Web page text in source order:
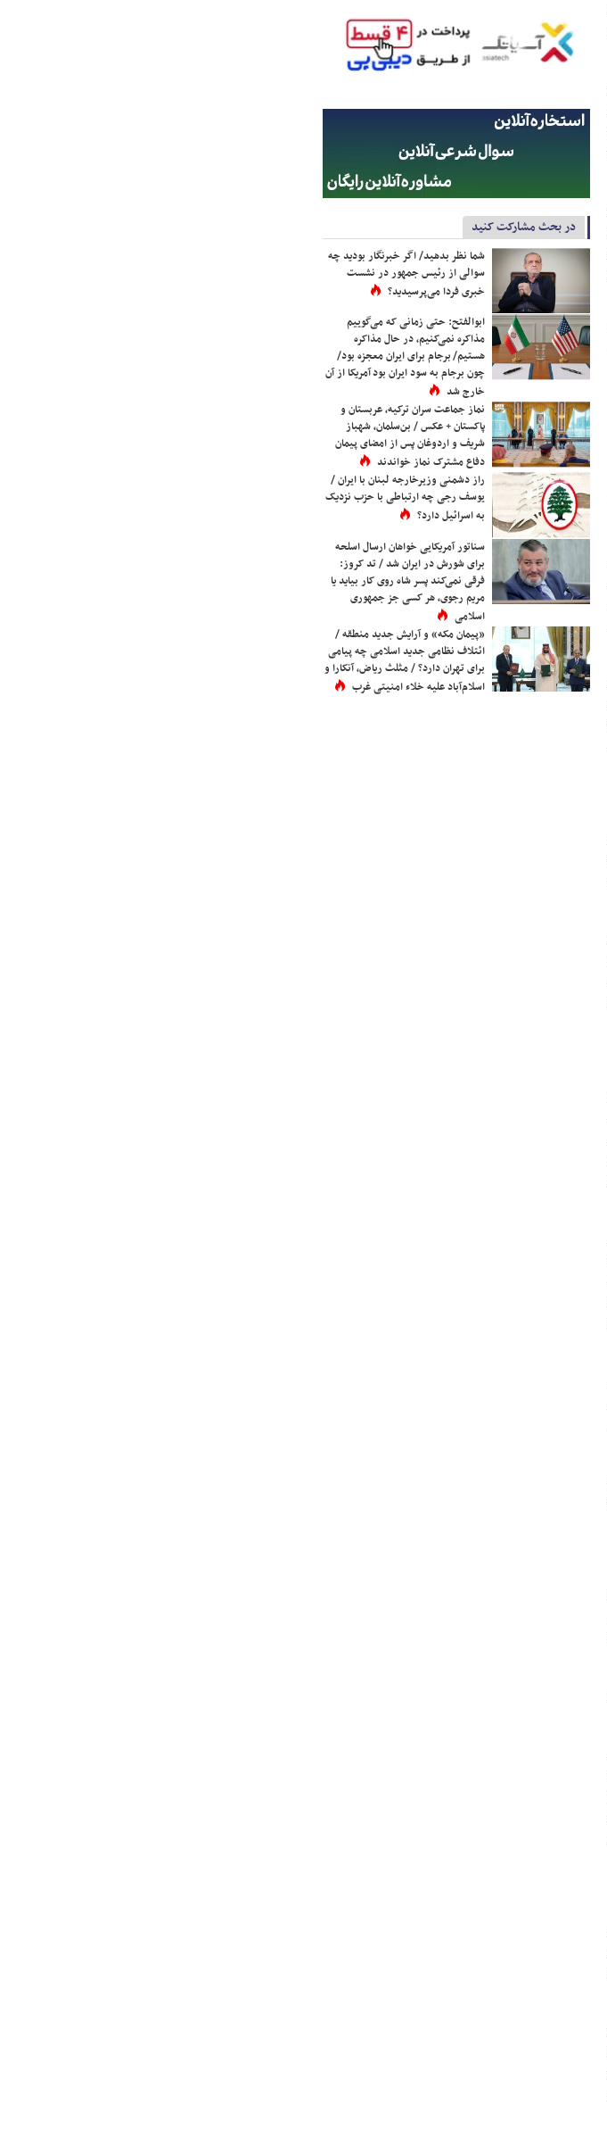
در بحث مشارکت کنید
شما نظر بدهید/ اگر خبرنگار بودید چه
سوالی از رئیس جمهور در نشست
خبری فردا می‌پرسیدید؟
ابوالفتح: حتی زمانی که می‌گوییم
مذاکره نمی‌کنیم، در حال مذاکره
هستیم/ برجام برای ایران معجزه بود/
چون برجام به سود ایران بود آمریکا از آن
خارج شد
نماز جماعت سران ترکیه، عربستان و
پاکستان + عکس / بن‌سلمان، شهباز
شریف و اردوغان پس از امضای پیمان
دفاع مشترک نماز خواندند
راز دشمنی وزیرخارجه لبنان با ایران /
یوسف رجی چه ارتباطی با حزب نزدیک
به اسرائیل دارد؟
سناتور آمریکایی خواهان ارسال اسلحه
برای شورش در ایران شد / تد کروز:
فرقی نمی‌کند پسر شاه روی کار بیاید یا
مریم رجوی، هر کسی جز جمهوری
اسلامی
«پیمان مکه» و آرایش جدید منطقه /
ائتلاف نظامی جدید اسلامی چه پیامی
برای تهران دارد؟ / مثلث ریاض، آنکارا و
اسلام‌آباد علیه خلاء امنیتی غرب